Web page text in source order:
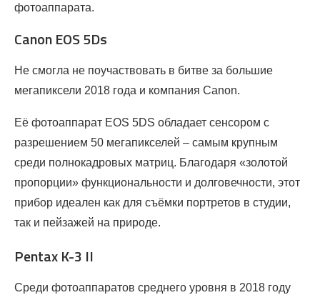
фотоаппарата.
Canon EOS 5Ds
Не смогла не поучаствовать в битве за большие
мегапиксели 2018 года и компания Canon.
Её фотоаппарат EOS 5DS обладает сенсором с
разрешением 50 мегапикселей – самым крупным
среди полнокадровых матриц. Благодаря «золотой
пропорции» функциональности и долговечности, этот
прибор идеален как для съёмки портретов в студии,
так и пейзажей на природе.
Pentax K-3 II
Среди фотоаппаратов среднего уровня в 2018 году